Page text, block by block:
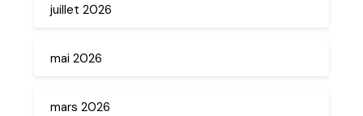
juillet 2026
mai 2026
mars 2026